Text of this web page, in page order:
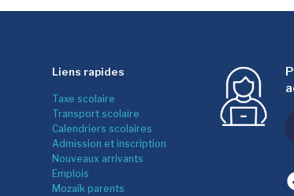
Liens rapides
Taxe scolaire
Transport scolaire
Calendriers scolaires
Admission et inscription
Nouveaux arrivants
Emplois
Mozaîk parents